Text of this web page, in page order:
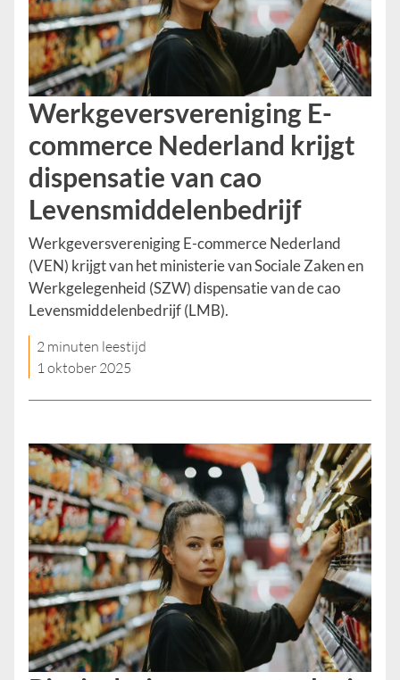
Werkgeversvereniging E-
commerce Nederland krijgt
dispensatie van cao
Levensmiddelenbedrijf
Werkgeversvereniging E-commerce Nederland
(VEN) krijgt van het ministerie van Sociale Zaken en
Werkgelegenheid (SZW) dispensatie van de cao
Levensmiddelenbedrijf (LMB).
2 minuten leestijd
1 oktober 2025